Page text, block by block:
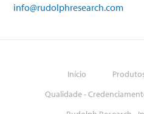
info@rudolphresearch.com
Início
Qualidade -